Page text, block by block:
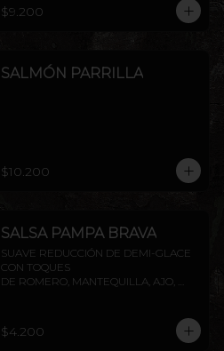
$9.200
SALMÓN PARRILLA
$10.200
SALSA PAMPA BRAVA
SUAVE REDUCCIÓN DE DEMI-GLACE
CON TOQUES
DE ROMERO, MANTEQUILLA, AJO,
$4.200